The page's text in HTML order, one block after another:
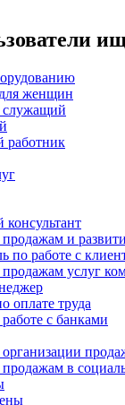
женщин
служащий
работник
и
по работе с
услуг
оплате труда
с банками
в